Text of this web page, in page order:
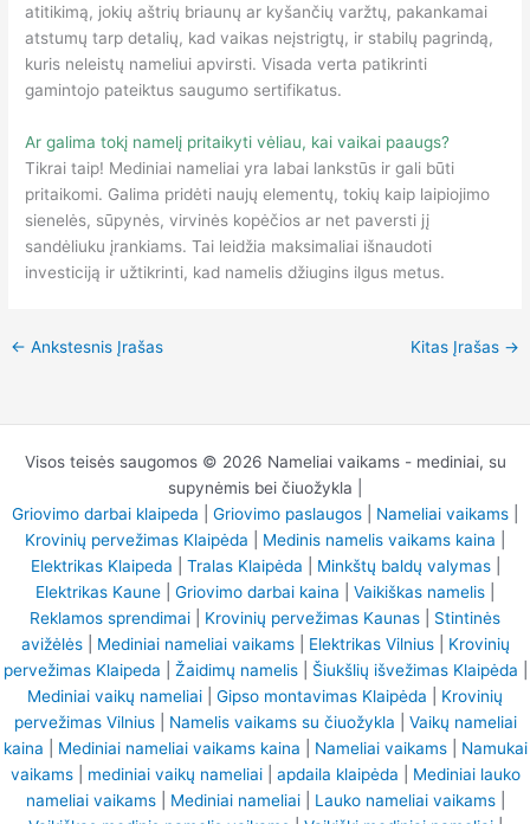
atitikimą, jokių aštrių briaunų ar kyšančių varžtų, pakankamai
atstumų tarp detalių, kad vaikas neįstrigtų, ir stabilų pagrindą,
kuris neleistų nameliui apvirsti. Visada verta patikrinti
gamintojo pateiktus saugumo sertifikatus.
Ar galima tokį namelį pritaikyti vėliau, kai vaikai paaugs?
Tikrai taip! Mediniai nameliai yra labai lankstūs ir gali būti
pritaikomi. Galima pridėti naujų elementų, tokių kaip laipiojimo
sienelės, sūpynės, virvinės kopėčios ar net paversti jį
sandėliuku įrankiams. Tai leidžia maksimaliai išnaudoti
investiciją ir užtikrinti, kad namelis džiugins ilgus metus.
← Ankstesnis Įrašas Kitas Įrašas →
Visos teisės saugomos © 2026 Nameliai vaikams - mediniai, su
supynėmis bei čiuožykla |
Griovimo darbai klaipeda
Griovimo paslaugos Nameliai vaikams
Krovinių pervežimas Klaipėda
Medinis namelis vaikams kaina
Elektrikas Klaipeda
Tralas Klaipėda Minkštų baldų valymas|
Elektrikas Kaune
Griovimo darbai kaina Vaikiškas namelis
Reklamos sprendimai
Krovinių pervežimas Kaunas
Stintinės
avižėlės| Mediniai nameliai vaikams| Elektrikas Vilnius| Krovinių
pervežimas Klaipeda
Žaidimų namelis| Šiukšlių išvežimas Klaipėda
Mediniai vaikų nameliai
Gipso montavimas Klaipėda
Krovinių
pervežimas Vilnius| Namelis vaikams su čiuožykla
Vaikų nameliai
kaina
Mediniai nameliai vaikams kaina Nameliai vaikams| Namukai
vaikams| mediniai vaikų nameliai| apdaila klaipėda
Mediniai lauko
nameliai vaikams| Mediniai nameliai| Lauko nameliai vaikams|